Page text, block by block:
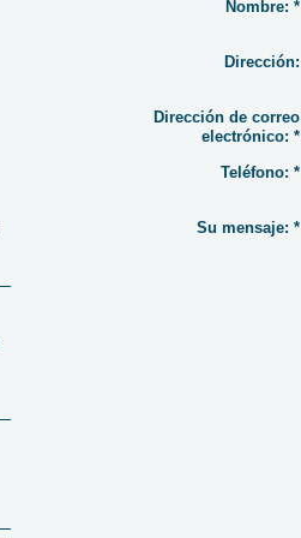
Nombre: *
Dirección:
Dirección de correo
electrónico: *
Teléfono: *
Su mensaje: *